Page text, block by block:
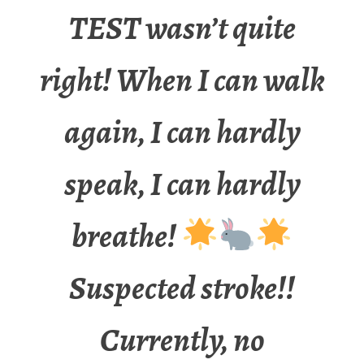
TEST wasn’t quite
right! When I can walk
again, I can hardly
speak, I can hardly
breathe!
Suspected stroke!!
Currently, no